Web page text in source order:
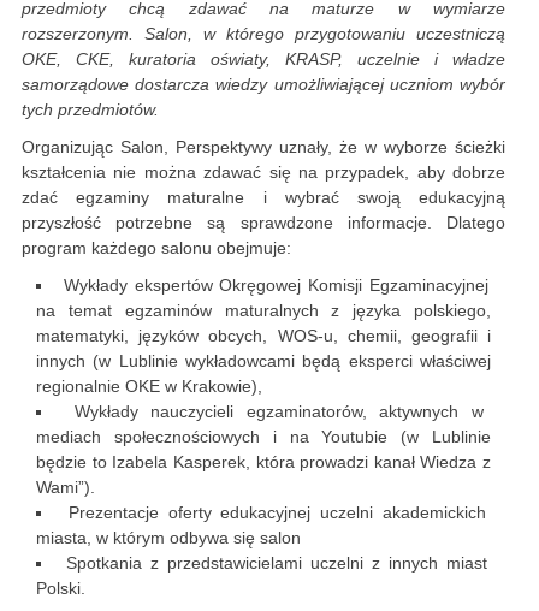
przedmioty chcą zdawać na maturze w wymiarze
rozszerzonym. Salon, w którego przygotowaniu uczestniczą
OKE, CKE, kuratoria oświaty, KRASP, uczelnie i władze
samorządowe dostarcza wiedzy umożliwiającej uczniom wybór
tych przedmiotów.
Organizując Salon, Perspektywy uznały, że w wyborze ścieżki
kształcenia nie można zdawać się na przypadek, aby dobrze
zdać egzaminy maturalne i wybrać swoją edukacyjną
przyszłość potrzebne są sprawdzone informacje. Dlatego
program każdego salonu obejmuje:
Wykłady ekspertów Okręgowej Komisji Egzaminacyjnej
na temat egzaminów maturalnych z języka polskiego,
matematyki, języków obcych, WOS-u, chemii, geografii i
innych (w Lublinie wykładowcami będą eksperci właściwej
regionalnie OKE w Krakowie),
Wykłady nauczycieli egzaminatorów, aktywnych w
mediach społecznościowych i na Youtubie (w Lublinie
będzie to Izabela Kasperek, która prowadzi kanał Wiedza z
Wami”).
Prezentacje oferty edukacyjnej uczelni akademickich
miasta, w którym odbywa się salon
Spotkania z przedstawicielami uczelni z innych miast
Polski.